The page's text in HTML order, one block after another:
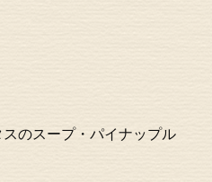
のスープ・パイナップル